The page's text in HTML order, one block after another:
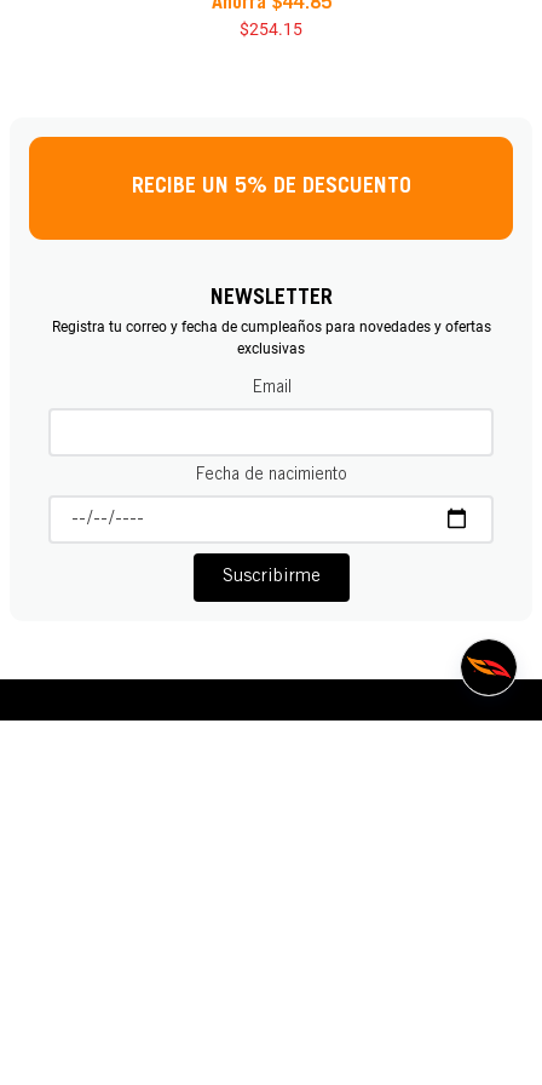
$254.15
RECIBE UN 5% DE DESCUENTO
NEWSLETTER
Registra tu correo y fecha de cumpleaños para novedades y ofertas
exclusivas
Email
Fecha de nacimiento
Suscribirme